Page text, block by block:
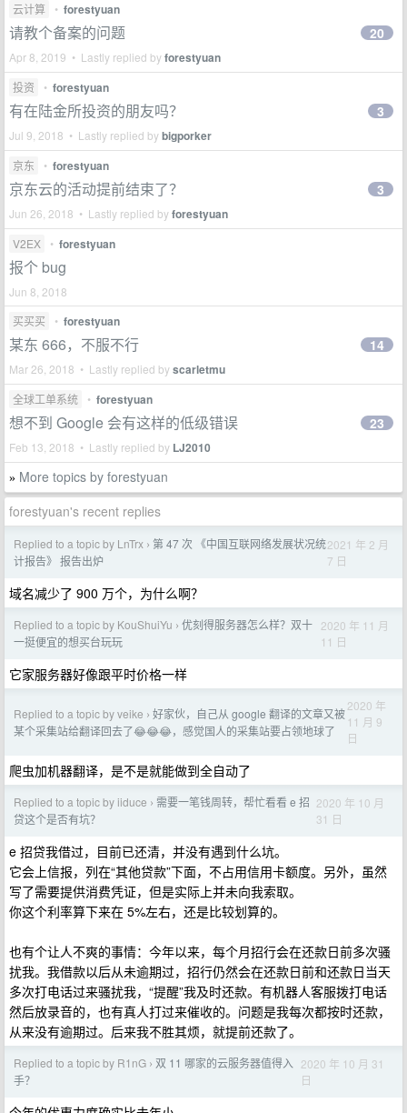
云计算 • forestyuan
请教个备案的问题
Apr 8, 2019 • Lastly replied byforestyuan
20
投资 • forestyuan
有在陆金所投资的朋友吗？
Jul 9, 2018 • Lastly replied bybigporker
3
京东 • forestyuan
京东云的活动提前结束了？
Jun 26, 2018 • Lastly replied byforestyuan
3
V2EX • forestyuan
报个 bug
Jun 8, 2018
买买买
• forestyuan
某东 666，不服不行
Mar 26, 2018 • Lastly replied byscarletmu
14
全球工单系统 • forestyuan
想不到 Google 会有这样的低级错误
Feb 13, 2018 • Lastly replied by LJ2010
23
» More topics by forestyuan
forestyuan's recent replies
Replied to a topic by LnTrx › 第 47 次 《中国互联网络发展状况统
计报告》 报告出炉
2021 年 2 月
7 日
域名减少了 900 万个，为什么啊？
Replied to a topic by KouShuiYu › 优刻得服务器怎么样？双十
一挺便宜的想买台玩玩
2020 年 11 月
11 日
它家服务器好像跟平时价格一样
Replied to a topic by veike › 好家伙，自己从 google 翻译的文章又被
某个采集站给翻译回去了😂😂😂，感觉国人的采集站要占领地球了
2020 年
11 月 9
日
爬虫加机器翻译，是不是就能做到全自动了
Replied to a topic by iiduce › 需要一笔钱周转，帮忙看看 e 招
贷这个是否有坑？
2020 年 10 月
31 日
e 招贷我借过，目前已还清，并没有遇到什么坑。
它会上信报，列在“其他贷款”下面，不占用信用卡额度。另外，虽然
写了需要提供消费凭证，但是实际上并未向我索取。
你这个利率算下来在 5%左右，还是比较划算的。
也有个让人不爽的事情：今年以来，每个月招行会在还款日前多次骚
扰我。我借款以后从未逾期过，招行仍然会在还款日前和还款日当天
多次打电话过来骚扰我，“提醒”我及时还款。有机器人客服拨打电话
然后放录音的，也有真人打过来催收的。问题是我每次都按时还款，
从来没有逾期过。后来我不胜其烦，就提前还款了。
Replied to a topic by R1nG › 双 11 哪家的云服务器值得入
手？
2020 年 10 月 31
日